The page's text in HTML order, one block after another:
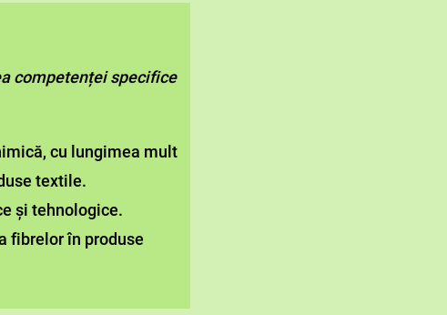
competenței specifice
cu lungimea mult
textile.
și tehnologice.
fibrelor în produse